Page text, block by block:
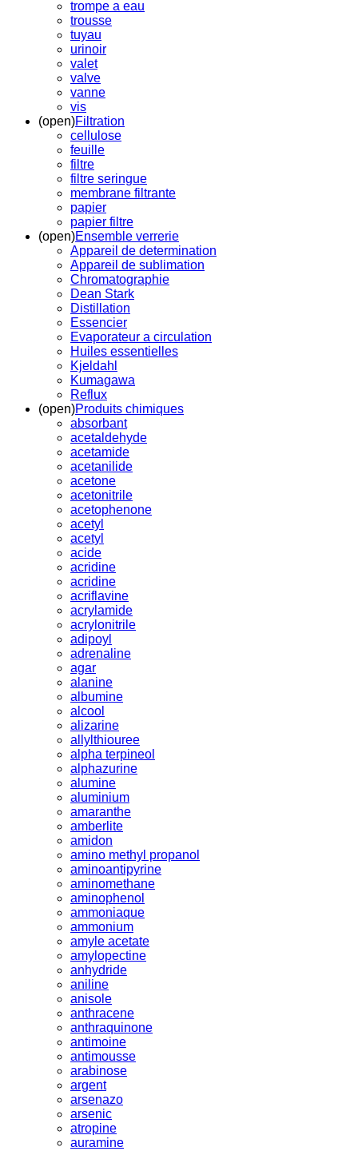
trompe a eau
trousse
tuyau
urinoir
valet
valve
vanne
vis
(open)Filtration
cellulose
feuille
filtre
filtre seringue
membrane filtrante
papier
papier filtre
(open)Ensemble verrerie
Appareil de determination
Appareil de sublimation
Chromatographie
Dean Stark
Distillation
Essencier
Evaporateur a circulation
Huiles essentielles
Kjeldahl
Kumagawa
Reflux
(open)Produits chimiques
absorbant
acetaldehyde
acetamide
acetanilide
acetone
acetonitrile
acetophenone
acetyl
acetyl
acide
acridine
acridine
acriflavine
acrylamide
acrylonitrile
adipoyl
adrenaline
agar
alanine
albumine
alcool
alizarine
allylthiouree
alpha terpineol
alphazurine
alumine
aluminium
amaranthe
amberlite
amidon
amino methyl propanol
aminoantipyrine
aminomethane
aminophenol
ammoniaque
ammonium
amyle acetate
amylopectine
anhydride
aniline
anisole
anthracene
anthraquinone
antimoine
antimousse
arabinose
argent
arsenazo
arsenic
atropine
auramine